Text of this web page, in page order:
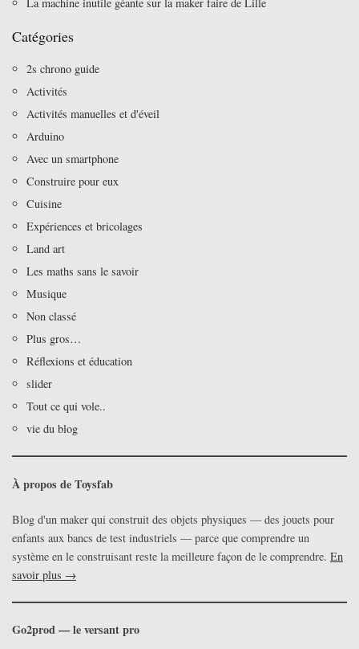
Catégories
2s chrono guide
Activités
Activités manuelles et d'éveil
Arduino
Avec un smartphone
Construire pour eux
Cuisine
Expériences et bricolages
Land art
Les maths sans le savoir
Musique
Non classé
Plus gros…
Réflexions et éducation
slider
Tout ce qui vole..
vie du blog
À propos de Toysfab
Blog d'un maker qui construit des objets physiques — des jouets pour
enfants aux bancs de test industriels — parce que comprendre un
système en le construisant reste la meilleure façon de le comprendre. En
savoir plus →
Go2prod — le versant pro